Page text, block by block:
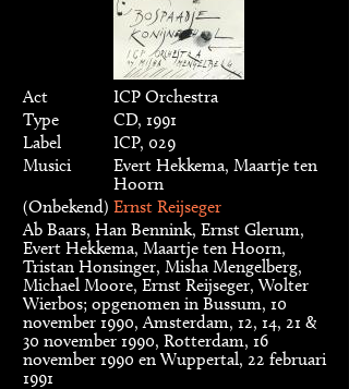
Act
ICP Orchestra
Type
CD, 1991
Label
ICP, 029
Musici
Evert Hekkema, Maartje ten
Hoorn
(onbekend) Ernst Reijseger
Ab Baars, Han Bennink, Ernst Glerum,
Evert Hekkema, Maartje ten Hoorn,
Tristan Honsinger, Misha Mengelberg,
Michael Moore, Ernst Reijseger, Wolter
Wierbos; opgenomen in Bussum, 10
november 1990, Amsterdam, 12, 14, 21 &
30 november 1990, Rotterdam, 16
november 1990 en Wuppertal, 22 februari
1991